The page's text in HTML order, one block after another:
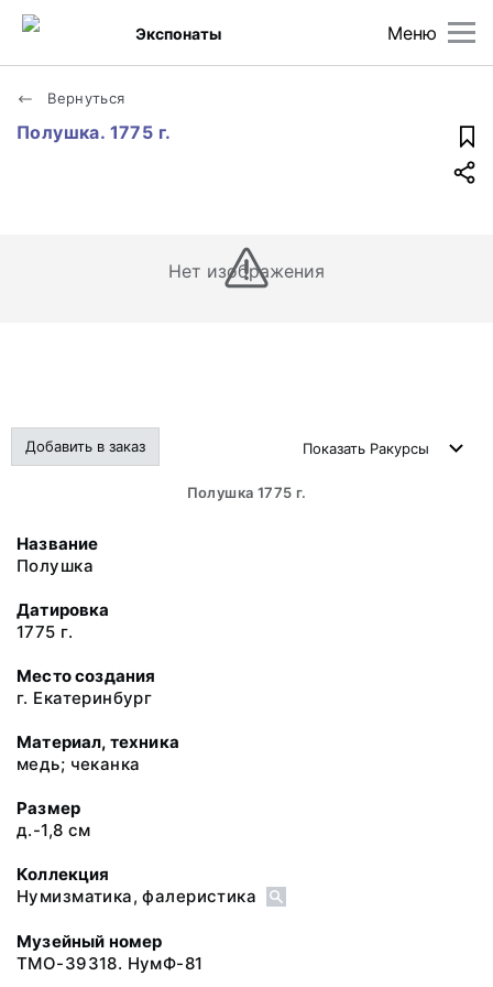
Меню
Экспонаты
Вернуться
Полушка. 1775 г.
Нет изображения
Добавить в заказ Показать Ракурсы
Полушка 1775 г.
Название
Полушка
Датировка
1775 г.
Место создания
г. Екатеринбург
Материал, техника
медь; чеканка
Размер
д.-1,8 см
Коллекция
Нумизматика, фалеристика
Музейный номер
ТМО-39318. НумФ-81